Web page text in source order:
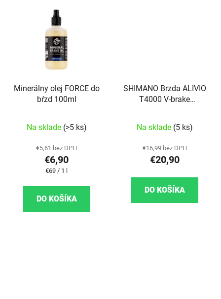
Minerálny olej FORCE do
bŕzd 100ml
Na sklade (>5 ks)
€5,61 bez DPH
€6,90
Jednotková cena:
€69 / 1 l
DO KOŠÍKA
SHIMANO Brzda ALIVIO
T4000 V-brake
Na sklade (5 ks)
€16,99 bez DPH
€20,90
DO KOŠÍKA